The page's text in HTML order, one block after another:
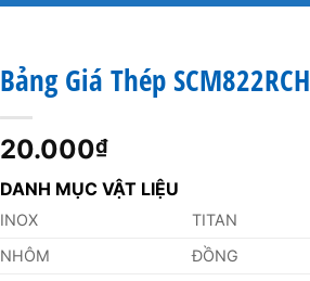
Bảng Giá Thép SCM822RCH
20.000₫
DANH MỤC VẬT LIỆU
INOX TITAN
NHÔM
ĐỒNG